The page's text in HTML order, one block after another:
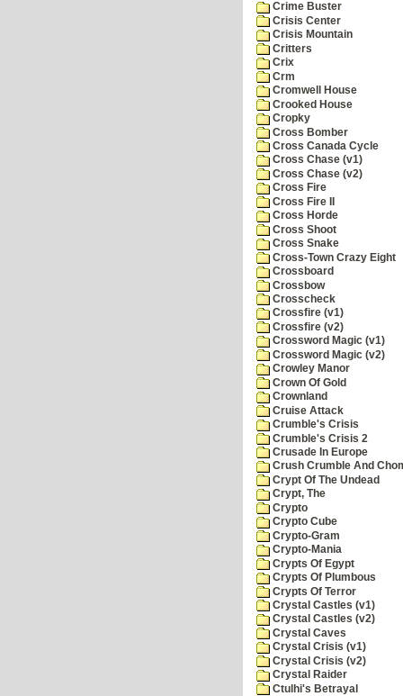
Crime Buster
Crisis Center
Crisis Mountain
Critters
Crix
Crm
Cromwell House
Crooked House
Cropky
Cross Bomber
Cross Canada Cycle
Cross Chase (v1)
Cross Chase (v2)
Cross Fire
Cross Fire II
Cross Horde
Cross Shoot
Cross Snake
Cross-Town Crazy Eight
Crossboard
Crossbow
Crosscheck
Crossfire (v1)
Crossfire (v2)
Crossword Magic (v1)
Crossword Magic (v2)
Crowley Manor
Crown Of Gold
Crownland
Cruise Attack
Crumble's Crisis
Crumble's Crisis 2
Crusade In Europe
Crush Crumble And
Crypt Of The Undead
Crypt, The
Crypto
Crypto Cube
Crypto-Gram
Crypto-Mania
Crypts Of Egypt
Crypts Of Plumbous
Crypts Of Terror
Crystal Castles (v1)
Crystal Castles (v2)
Crystal Caves
Crystal Crisis (v1)
Crystal Crisis (v2)
Crystal Raider
Ctulhi's Betrayal